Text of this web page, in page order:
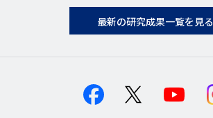
最新の研究成果一覧を見る